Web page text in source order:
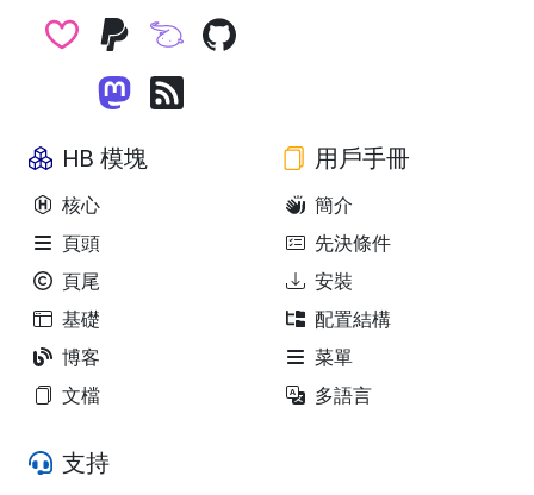
HB 模塊
核心
頁頭
頁尾
基礎
博客
文檔
用戶手冊
簡介
先決條件
安裝
配置結構
菜單
多語言
支持